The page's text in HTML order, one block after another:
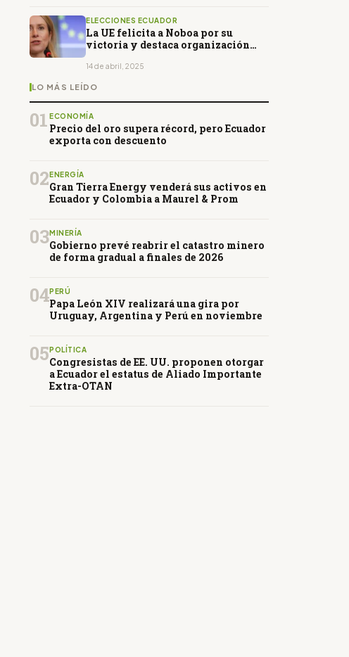
ELECCIONES ECUADOR
La UE felicita a Noboa por su
victoria y destaca organización
14 de abril, 2025
LO MÁS LEÍDO
01 ECONOMÍA
Precio del oro supera récord, pero Ecuador
exporta con descuento
02 ENERGÍA
Gran Tierra Energy venderá sus activos en
Ecuador y Colombia a Maurel & Prom
03MINERÍA
Gobierno prevé reabrir el catastro minero
de forma gradual a finales de 2026
04PERÚ
Papa León XIV realizará una gira por
Uruguay, Argentina y Perú en noviembre
05 POLÍTICA
Congresistas de EE. UU. proponen otorgar
a Ecuador el estatus de Aliado Importante
Extra-OTAN